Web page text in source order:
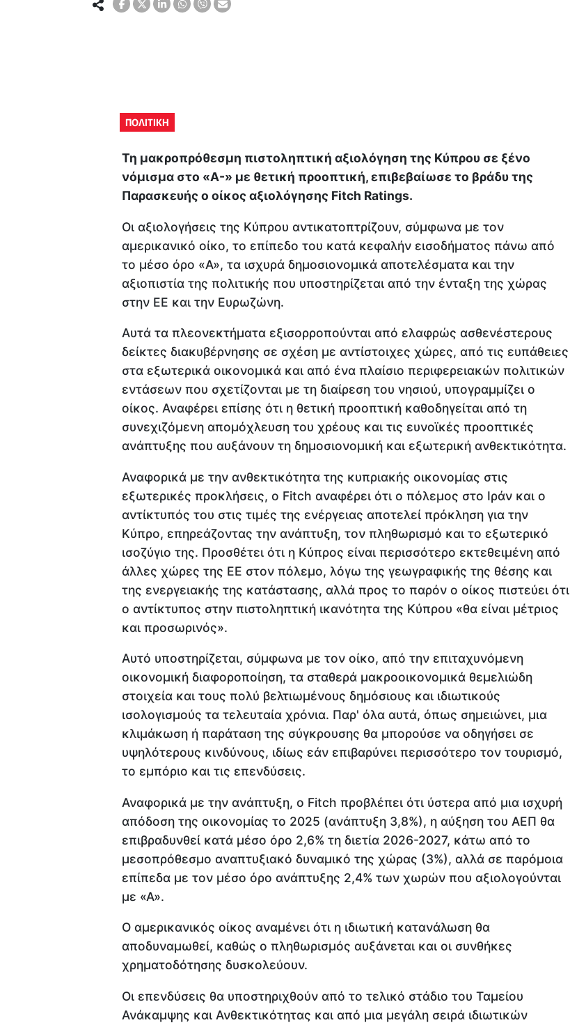
ΠΟΛΙΤΙΚΗ
Τη μακροπρόθεσμη πιστοληπτική αξιολόγηση της Κύπρου σε ξένο
νόμισμα στο «A-» με θετική προοπτική, επιβεβαίωσε το βράδυ της
Παρασκευής ο οίκος αξιολόγησης Fitch Ratings.
Οι αξιολογήσεις της Κύπρου αντικατοπτρίζουν, σύμφωνα με τον
αμερικανικό οίκο, το επίπεδο του κατά κεφαλήν εισοδήματος πάνω από
το μέσο όρο «A», τα ισχυρά δημοσιονομικά αποτελέσματα και την
αξιοπιστία της πολιτικής που υποστηρίζεται από την ένταξη της χώρας
στην ΕΕ και την Ευρωζώνη.
Αυτά τα πλεονεκτήματα εξισορροπούνται από ελαφρώς ασθενέστερους
δείκτες διακυβέρνησης σε σχέση με αντίστοιχες χώρες, από τις ευπάθειες
στα εξωτερικά οικονομικά και από ένα πλαίσιο περιφερειακών πολιτικών
εντάσεων που σχετίζονται με τη διαίρεση του νησιού, υπογραμμίζει ο
οίκος. Αναφέρει επίσης ότι η θετική προοπτική καθοδηγείται από τη
συνεχιζόμενη απομόχλευση του χρέους και τις ευνοϊκές προοπτικές
ανάπτυξης που αυξάνουν τη δημοσιονομική και εξωτερική ανθεκτικότητα.
Αναφορικά με την ανθεκτικότητα της κυπριακής οικονομίας στις
εξωτερικές προκλήσεις, ο Fitch αναφέρει ότι ο πόλεμος στο Ιράν και ο
αντίκτυπός του στις τιμές της ενέργειας αποτελεί πρόκληση για την
Κύπρο, επηρεάζοντας την ανάπτυξη, τον πληθωρισμό και το εξωτερικό
ισοζύγιο της. Προσθέτει ότι η Κύπρος είναι περισσότερο εκτεθειμένη από
άλλες χώρες της ΕΕ στον πόλεμο, λόγω της γεωγραφικής της θέσης και
της ενεργειακής της κατάστασης, αλλά προς το παρόν ο οίκος πιστεύει ότι
ο αντίκτυπος στην πιστοληπτική ικανότητα της Κύπρου «θα είναι μέτριος
και προσωρινός».
Αυτό υποστηρίζεται, σύμφωνα με τον οίκο, από την επιταχυνόμενη
οικονομική διαφοροποίηση, τα σταθερά μακροοικονομικά θεμελιώδη
στοιχεία και τους πολύ βελτιωμένους δημόσιους και ιδιωτικούς
ισολογισμούς τα τελευταία χρόνια. Παρ' όλα αυτά, όπως σημειώνει, μια
κλιμάκωση ή παράταση της σύγκρουσης θα μπορούσε να οδηγήσει σε
υψηλότερους κινδύνους, ιδίως εάν επιβαρύνει περισσότερο τον τουρισμό,
το εμπόριο και τις επενδύσεις.
Αναφορικά με την ανάπτυξη, ο Fitch προβλέπει ότι ύστερα από μια ισχυρή
απόδοση της οικονομίας το 2025 (ανάπτυξη 3,8%), η αύξηση του ΑΕΠ θα
επιβραδυνθεί κατά μέσο όρο 2,6% τη διετία 2026-2027, κάτω από το
μεσοπρόθεσμο αναπτυξιακό δυναμικό της χώρας (3%), αλλά σε παρόμοια
επίπεδα με τον μέσο όρο ανάπτυξης 2,4% των χωρών που αξιολογούνται
με «Α».
Ο αμερικανικός οίκος αναμένει ότι η ιδιωτική κατανάλωση θα
αποδυναμωθεί, καθώς ο πληθωρισμός αυξάνεται και οι συνθήκες
χρηματοδότησης δυσκολεύουν.
Οι επενδύσεις θα υποστηριχθούν από το τελικό στάδιο του Ταμείου
Ανάκαμψης και Ανθεκτικότητας και από μια μεγάλη σειρά ιδιωτικών